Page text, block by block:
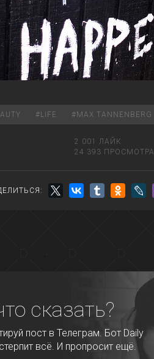
# LIFE # MAX TANNENBERG
2 001ЛАЙК
24 393 ПРОСМОТРА
сказать?
пост в Телеграм. Бот Daily
всё. И пропросит ещё.